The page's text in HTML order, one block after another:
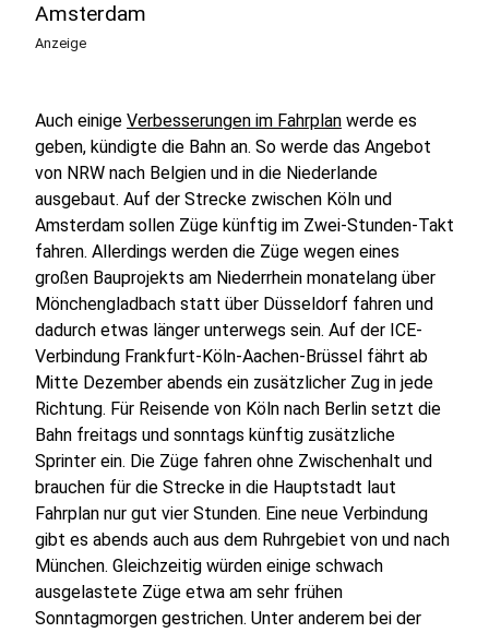
Amsterdam
Anzeige
Auch einige Verbesserungen im Fahrplan werde es
geben, kündigte die Bahn an. So werde das Angebot
von NRW nach Belgien und in die Niederlande
ausgebaut. Auf der Strecke zwischen Köln und
Amsterdam sollen Züge künftig im Zwei-Stunden-Takt
fahren. Allerdings werden die Züge wegen eines
großen Bauprojekts am Niederrhein monatelang über
Mönchengladbach statt über Düsseldorf fahren und
dadurch etwas länger unterwegs sein. Auf der ICE-
Verbindung Frankfurt-Köln-Aachen-Brüssel fährt ab
Mitte Dezember abends ein zusätzlicher Zug in jede
Richtung. Für Reisende von Köln nach Berlin setzt die
Bahn freitags und sonntags künftig zusätzliche
Sprinter ein. Die Züge fahren ohne Zwischenhalt und
brauchen für die Strecke in die Hauptstadt laut
Fahrplan nur gut vier Stunden. Eine neue Verbindung
gibt es abends auch aus dem Ruhrgebiet von und nach
München. Gleichzeitig würden einige schwach
ausgelastete Züge etwa am sehr frühen
Sonntagmorgen gestrichen. Unter anderem bei der